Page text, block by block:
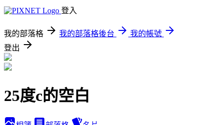
登入
我的部落格 我的部落格後台
我的帳號
登出
25度c的空白